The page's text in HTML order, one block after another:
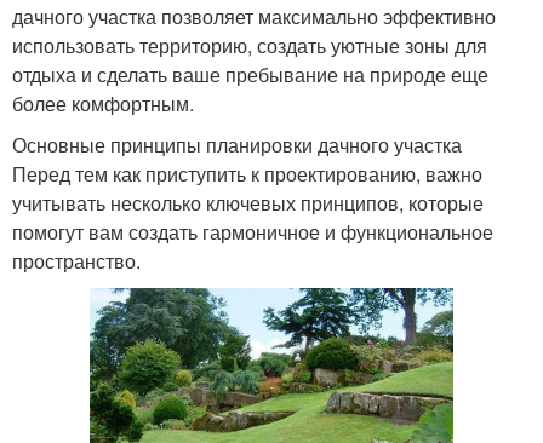
дачного участка позволяет максимально эффективно
использовать территорию, создать уютные зоны для
отдыха и сделать ваше пребывание на природе еще
более комфортным.
Основные принципы планировки дачного участка
Перед тем как приступить к проектированию, важно
учитывать несколько ключевых принципов, которые
помогут вам создать гармоничное и функциональное
пространство.